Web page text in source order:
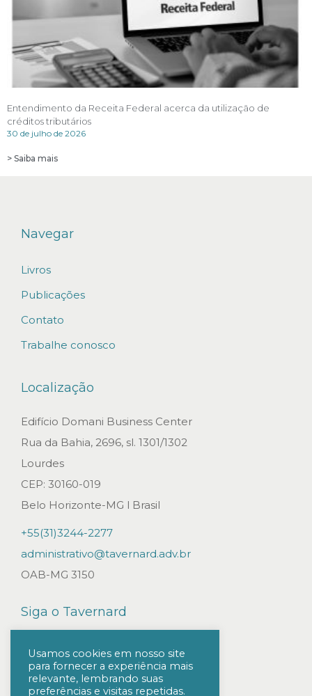
Entendimento da Receita Federal acerca da utilização de
créditos tributários
30 de julho de 2026
> Saiba mais
Navegar
Livros
Publicações
Contato
Trabalhe conosco
Localização
Edifício Domani Business Center
Rua da Bahia, 2696, sl. 1301/1302
Lourdes
CEP: 30160-019
Belo Horizonte-MG l Brasil
+55(31)3244-2277
administrativo@tavernard.adv.br
OAB-MG 3150
Siga o Tavernard
Usamos cookies em nosso site
para fornecer a experiência mais
relevante, lembrando suas
preferências e visitas repetidas.